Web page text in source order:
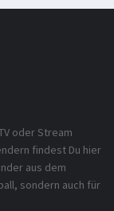
oder Stream
findest Du hier
aus dem
sondern auch für